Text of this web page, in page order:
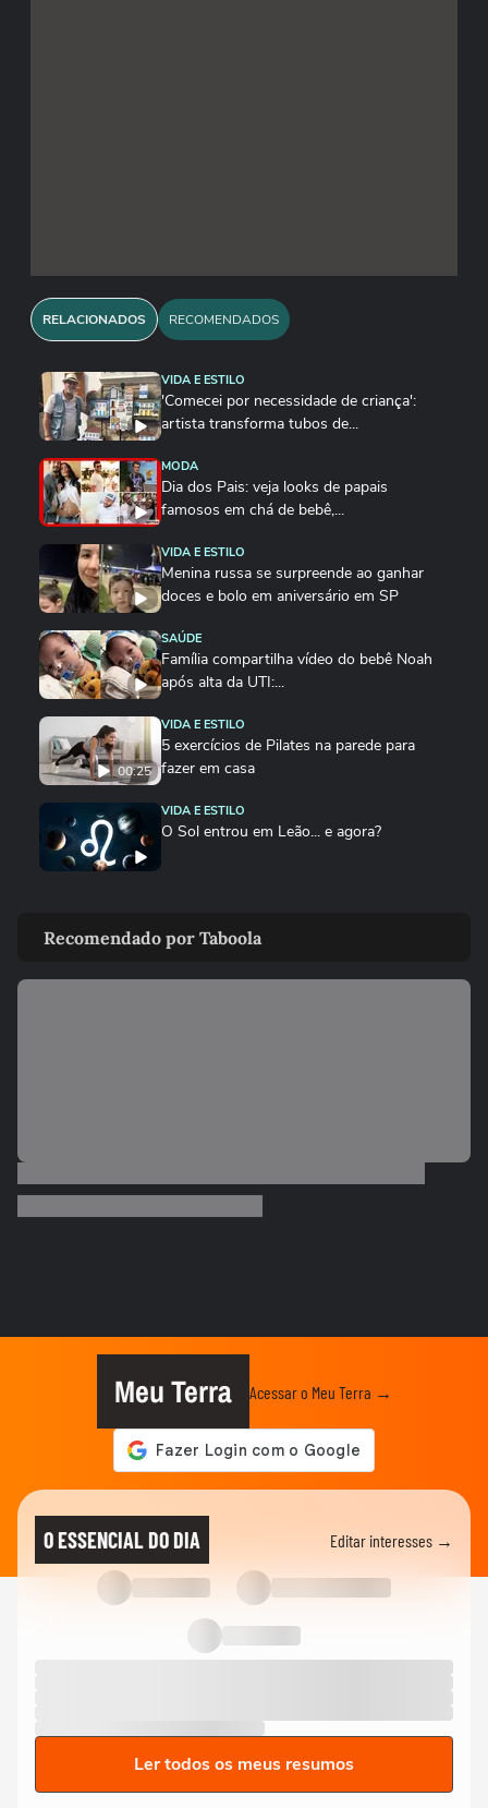
RELACIONADOS RECOMENDADOS
VIDA E ESTILO
'Comecei por necessidade de criança':
artista transforma tubos de...
MODA
Dia dos Pais: veja looks de papais
famosos em chá de bebê,...
VIDA E ESTILO
Menina russa se surpreende ao ganhar
doces e bolo em aniversário em SP
SAÚDE
Família compartilha vídeo do bebê Noah
após alta da UTI:...
00:25
VIDA E ESTILO
5 exercícios de Pilates na parede para
fazer em casa
VIDA E ESTILO
O Sol entrou em Leão... e agora?
suplemento para não empedrar
DEGUSTA
padaria, mas gastando pouco
Veja quais foram as previsões de André
Mantovanni para todos os...
Céu da Semana: André Mantovanni
explica as energias e o que muda...
ANDRÉ MANTOVANNI
André Mantovanni revela os signos que
mais se destacam nesta...
Recomendado por Taboola
Meu Terra Acessar o Meu Terra →
O ESSENCIAL DO DIA Editar interesses →
Ler todos os meus resumos